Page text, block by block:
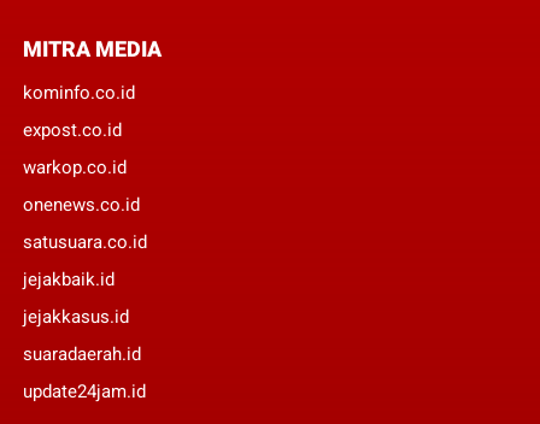
MITRA MEDIA
kominfo.co.id
expost.co.id
warkop.co.id
onenews.co.id
satusuara.co.id
jejakbaik.id
jejakkasus.id
suaradaerah.id
update24jam.id